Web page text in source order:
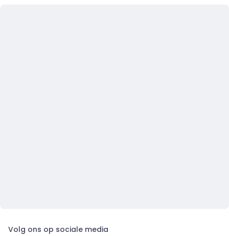
Volg ons op sociale media